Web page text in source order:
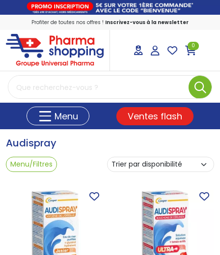
Profiter de toutes nos offres ! Inscrivez-vous à la newsletter
PharmaShopping Votre pharmacie en
0
Menu Ventes flash
Audispray
Menu/Filtres